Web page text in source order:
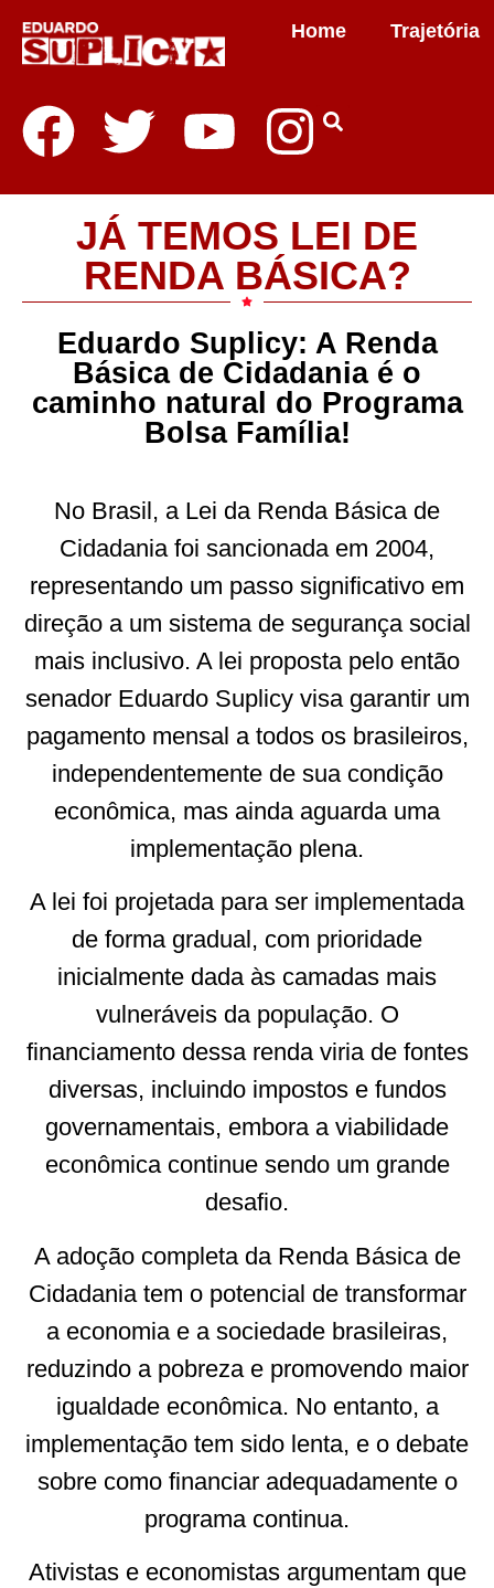
Home Trajetória
JÁ TEMOS LEI DE
RENDA BÁSICA?
Eduardo Suplicy: A Renda
Básica de Cidadania é o
caminho natural do Programa
Bolsa Família!
No Brasil, a Lei da Renda Básica de
Cidadania foi sancionada em 2004,
representando um passo significativo em
direção a um sistema de segurança social
mais inclusivo. A lei proposta pelo então
senador Eduardo Suplicy visa garantir um
pagamento mensal a todos os brasileiros,
independentemente de sua condição
econômica, mas ainda aguarda uma
implementação plena.
A lei foi projetada para ser implementada
de forma gradual, com prioridade
inicialmente dada às camadas mais
vulneráveis da população. O
financiamento dessa renda viria de fontes
diversas, incluindo impostos e fundos
governamentais, embora a viabilidade
econômica continue sendo um grande
desafio.
A adoção completa da Renda Básica de
Cidadania tem o potencial de transformar
a economia e a sociedade brasileiras,
reduzindo a pobreza e promovendo maior
igualdade econômica. No entanto, a
implementação tem sido lenta, e o debate
sobre como financiar adequadamente o
programa continua.
Ativistas e economistas argumentam que